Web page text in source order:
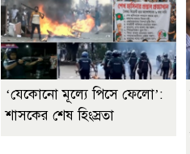
‘যেকোনো মূল্যে পিসে ফেলো’:
শাসকের শেষ হিংস্রতা